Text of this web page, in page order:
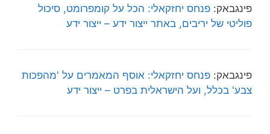
פינגבאק: פנחס יחזקאלי: הכל על קומפרומט, סיכול
פוליטי של יריבים, באתר ייצור ידע – ייצור ידע
פינגבאק: פנחס יחזקאלי: אוסף המאמרים על 'מהפכות
צבע' בכלל, ועל הישראלית בפרט – ייצור ידע